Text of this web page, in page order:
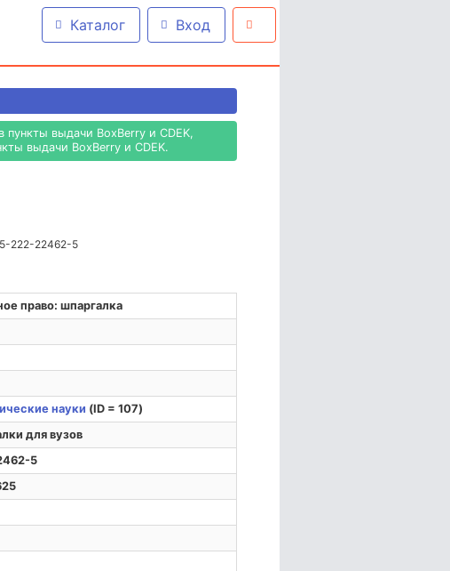
Каталог Вход
пункты выдачи BoxBerry и CDEK,
выдачи BoxBerry и CDEK.
5-222-22462-5
право: шпаргалка
науки (ID = 107)
для вузов
5